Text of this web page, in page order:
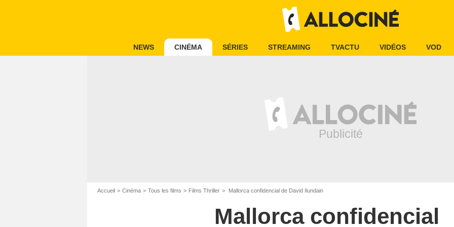
NEWS CINÉMA SÉRIES STREAMING TVACTU VIDÉOS VOD
Accueil Cinéma Tous les films Films Thriller Mallorca confidencial de David Ilundain
Mallorca confidencial